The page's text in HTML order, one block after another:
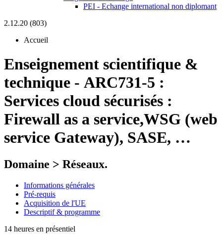
PEI - Echange international non diplomant
2.12.20 (803)
Accueil
Enseignement scientifique &
technique - ARC731-5 :
Services cloud sécurisés :
Firewall as a service,WSG (web
service Gateway), SASE, …
Domaine > Réseaux.
Informations générales
Pré-requis
Acquisition de l'UE
Descriptif & programme
14 heures en présentiel